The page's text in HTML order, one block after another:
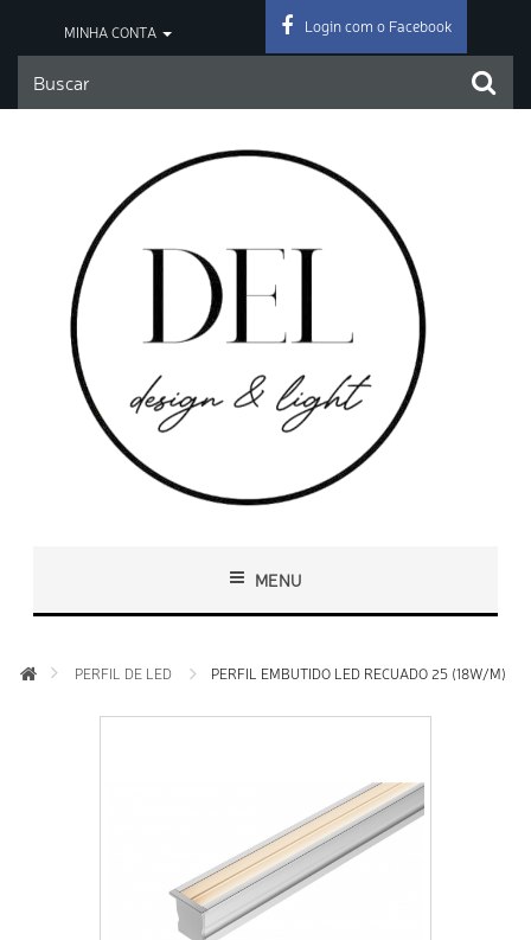
MINHA CONTA Login com o Facebook
MENU
PERFIL DE LED PERFIL EMBUTIDO LED RECUADO 25 (18W/M)